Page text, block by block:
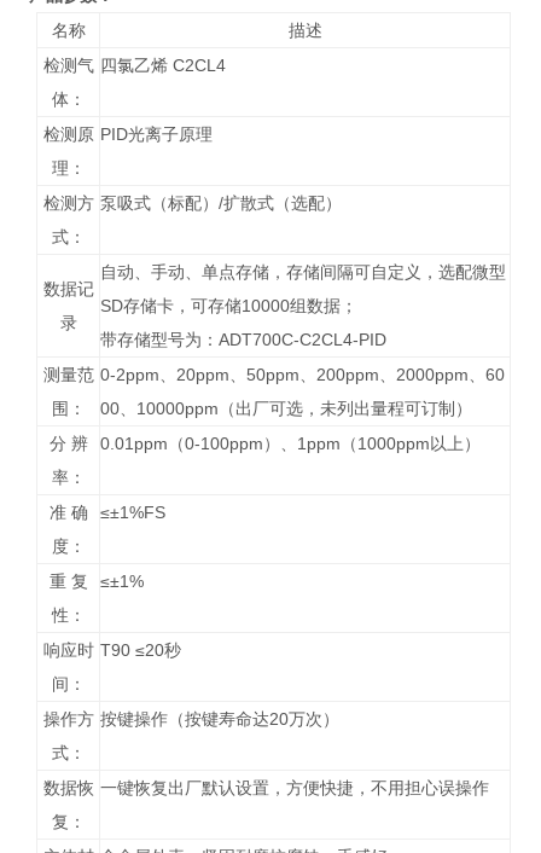
名称
描述
检测气
体：
四氯乙烯 C2CL4
检测原
理：
PID光离子原理
检测方
式：
泵吸式（标配）/扩散式（选配）
数据记
录
自动、手动、单点存储，存储间隔可自定义，选配微型
SD存储卡，可存储10000组数据；
带存储型号为：ADT700C-C2CL4-PID
测量范
围：
0-2ppm、20ppm、50ppm、200ppm、2000ppm、60
00、10000ppm（出厂可选，未列出量程可订制）
分 辨
率：
0.01ppm（0-100ppm）、1ppm（1000ppm以上）
准 确
度：
≤±1%FS
重 复
性：
≤±1%
响应时
间：
T90 ≤20秒
操作方
式：
按键操作（按键寿命达20万次）
数据恢
复：
一键恢复出厂默认设置，方便快捷，不用担心误操作